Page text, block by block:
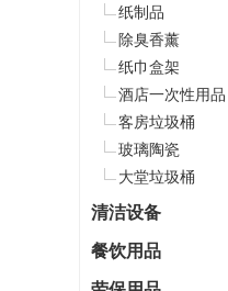
纸制品
除臭香薰
纸巾盒架
酒店一次性用品
客房垃圾桶
玻璃陶瓷
大堂垃圾桶
清洁设备
餐饮用品